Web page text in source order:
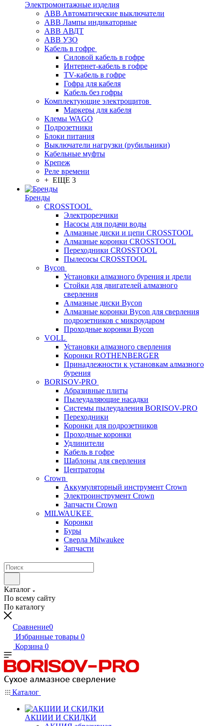
Электромонтажные изделия
ABB Aвтоматические выключатели
ABB Лампы индикаторные
ABB АВДТ
ABB УЗО
Кабель в гофре
Силовой кабель в гофре
Интернет-кабель в гофре
TV-кабель в гофре
Гофра для кабеля
Кабель без гофры
Комплектующие электрощитов
Маркеры для кабеля
Клемы WAGO
Подрозетники
Блоки питания
Выключатели нагрузки (рубильники)
Кабельные муфты
Крепеж
Реле времени
+ ЕЩЕ 3
Бренды
CROSSTOOL
Электрорезчики
Насосы для подачи воды
Алмазные диски и цепи CROSSTOOL
Алмазные коронки CROSSTOOL
Переходники CROSSTOOL
Пылесосы CROSSTOOL
Bycon
Установки алмазного бурения и дрели
Стойки для двигателей алмазного
сверления
Алмазные диски Bycon
Алмазные коронки Bycon для сверления
подрозетников с микроударом
Проходные коронки Bycon
VOLL
Установки алмазного сверления
Коронки ROTHENBERGER
Принадлежности к установкам алмазного
бурения
BORISOV-PRO
Абразивные плиты
Пылеудаляющие насадки
Системы пылеудаления BORISOV-PRO
Переходники
Коронки для подрозетников
Проходные коронки
Удлинители
Кабель в гофре
Шаблоны для сверления
Центраторы
Crown
Аккумуляторный инструмент Crown
Электроинструмент Crown
Запчасти Crown
MILWAUKEE
Коронки
Буры
Сверла Milwaukee
Запчасти
Каталог
По всему сайту
По каталогу
Сравнение0
Избранные товары 0
Корзина 0
Каталог
АКЦИИ И СКИДКИ